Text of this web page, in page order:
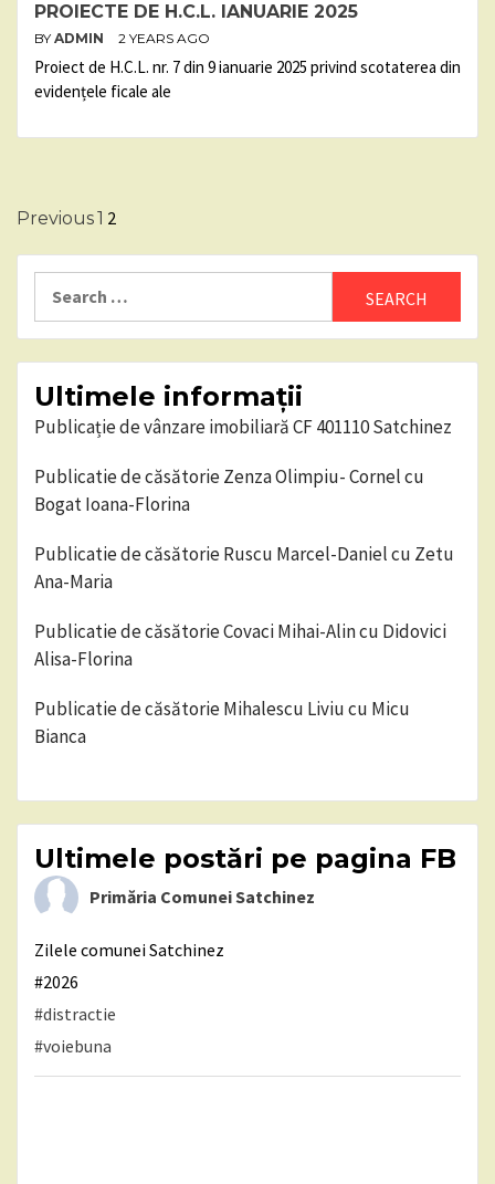
PROIECTE DE H.C.L. IANUARIE 2025
BY ADMIN 2 YEARS AGO
Proiect de H.C.L. nr. 7 din 9 ianuarie 2025 privind scotaterea din
evidențele ficale ale
Posts
pagination
Previous1 2
Ultimele informații
Publicație de vânzare imobiliară CF 401110 Satchinez
Publicatie de căsătorie Zenza Olimpiu- Cornel cu
Bogat Ioana-Florina
Publicatie de căsătorie Ruscu Marcel-Daniel cu Zetu
Ana-Maria
Publicatie de căsătorie Covaci Mihai-Alin cu Didovici
Alisa-Florina
Publicatie de căsătorie Mihalescu Liviu cu Micu
Bianca
Ultimele postări pe pagina FB
Primăria Comunei Satchinez
Zilele comunei Satchinez
#2026
#distractie
#voiebuna